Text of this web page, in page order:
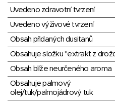
Uvedeno zdravotní tvrzení
Uvedeno výživové tvrzení
Obsah přidaných dusitanů
Obsahuje složku "extrakt z
Obsah blíže neurčeného aroma
Obsahuje palmový
olej/tuk/palmojádrový tuk